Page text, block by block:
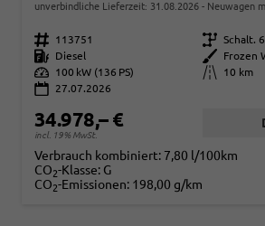
unverbindliche Lieferzeit: 31.08.2026 Neuwagen
Fahrzeugnr. 113751 Getriebe Schalt.
Kraftstoff
Diesel Außenfarbe
Frozen
Leistung
100 kW (136 PS) Kilometerstand
10 km
27.07.2026
34.978,– €
incl. 19% MwSt.
Verbrauch kombiniert: 7,80 l/100km
CO2-Klasse: G
CO2-Emissionen: 198,00 g/km